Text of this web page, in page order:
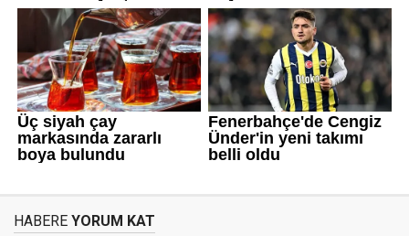
HABERE YORUM KAT